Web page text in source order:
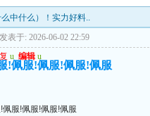
中什么）！实力好料..
发表于: 2026-06-02 22:59
u 编辑 u
!佩服!佩服!佩服!佩服
佩服!佩服!佩服!佩服